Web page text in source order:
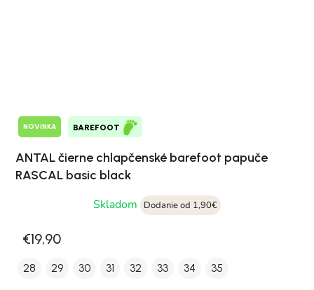
NOVINKA BAREFOOT
ANTAL čierne chlapčenské barefoot papuče
RASCAL basic black
Skladom
Dodanie od 1,90€
€19,90
28 29 30 31 32 33 34 35